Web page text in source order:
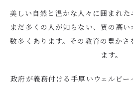
美しい自然と温かな人々に囲まれた
まだ多くの人が知らない、質の高
数多くあります。その教育の豊か
ます。
政府が義務付ける手厚いウェルビ